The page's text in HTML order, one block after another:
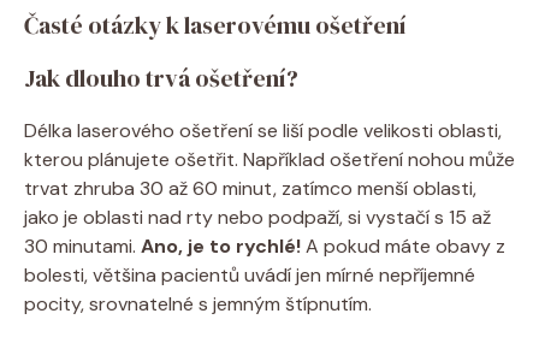
Časté otázky k laserovému ošetření
Jak dlouho trvá ošetření?
Délka laserového ošetření se liší podle velikosti oblasti,
kterou plánujete ošetřit. Například ošetření nohou může
trvat zhruba 30 až 60 minut, zatímco menší oblasti,
jako je oblasti nad rty nebo podpaží, si vystačí s 15 až
30 minutami. Ano, je to rychlé!A pokud máte obavy z
bolesti, většina pacientů uvádí jen mírné nepříjemné
pocity, srovnatelné s jemným štípnutím.